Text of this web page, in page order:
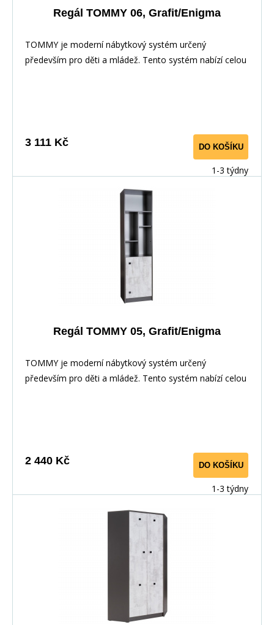
Regál TOMMY 06, Grafit/Enigma
TOMMY je moderní nábytkový systém určený
především pro děti a mládež. Tento systém nabízí celou
3 111 Kč DO KOŠÍKU
1-3 týdny
Regál TOMMY 05, Grafit/Enigma
TOMMY je moderní nábytkový systém určený
především pro děti a mládež. Tento systém nabízí celou
2 440 Kč DO KOŠÍKU
1-3 týdny